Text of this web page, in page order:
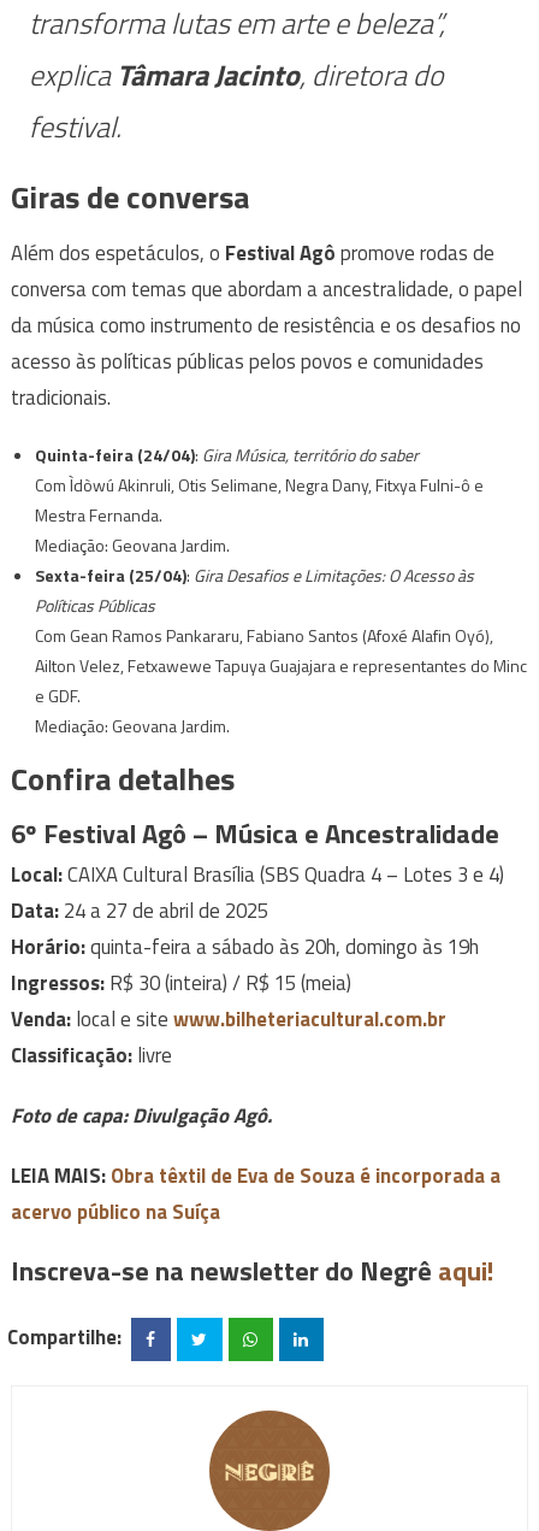
transforma lutas em arte e beleza”,
explicaTâmara Jacinto, diretora do
festival.
Giras de conversa
Além dos espetáculos, o Festival Agôpromove rodas de
conversa com temas que abordam a ancestralidade, o papel
da música como instrumento de resistência e os desafios no
acesso às políticas públicas pelos povos e comunidades
tradicionais.
Quinta-feira (24/04): Gira Música, território do saber
Com Ìdòwú Akinruli, Otis Selimane, Negra Dany, Fitxya Fulni-ô e
Mestra Fernanda.
Mediação: Geovana Jardim.
Sexta-feira (25/04): Gira Desafios e Limitações: O Acesso às
Políticas Públicas
Com Gean Ramos Pankararu, Fabiano Santos (Afoxé Alafin Oyó),
Ailton Velez, Fetxawewe Tapuya Guajajara e representantes do Minc
e GDF.
Mediação: Geovana Jardim.
Confira detalhes
6º Festival Agô – Música e Ancestralidade
Local:CAIXA Cultural Brasília (SBS Quadra 4 – Lotes 3 e 4)
Data:24 a 27 de abril de 2025
Horário:quinta-feira a sábado às 20h, domingo às 19h
Ingressos:R$ 30 (inteira) / R$ 15 (meia)
Venda:local e sitewww.bilheteriacultural.com.br
Classificação:livre
Foto de capa: Divulgação Agô.
LEIA MAIS:Obra têxtil de Eva de Souza é incorporada a
acervo público na Suíça
Inscreva-se na newsletter do Negrê aqui!
Compartilhe: